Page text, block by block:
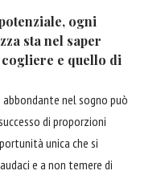
ogni
sta nel saper
e quello di
nel sogno può
di proporzioni
unica che si
e a non temere di